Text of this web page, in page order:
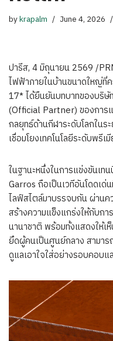
bykrapalm June 4, 2026
ปารีส, 4 มิถุนายน 2569 /
ไฟฟ้าภายในบ้านขนาดใหญ่ที่
17* ได้ยืนยันบทบาทของบริษั
(Official Partner) ของการ
กลยุทธ์ด้านกีฬาระดับโลกในร
เชื่อมโยงเทคโนโลยีระดับพรี
ในฐานะหนึ่งในการแข่งขันเ
Garros ถือเป็นเวทีอันโดดเด่
ไลฟ์สไตล์มาบรรจบกัน ผ่าน
สร้างความแข็งแกร่งให้กับก
นานาชาติ พร้อมทั้งแสดงให้เ
ยึดผู้คนเป็นศูนย์กลาง สามาร
ดูแลเอาใจใส่อย่างรอบคอบแ